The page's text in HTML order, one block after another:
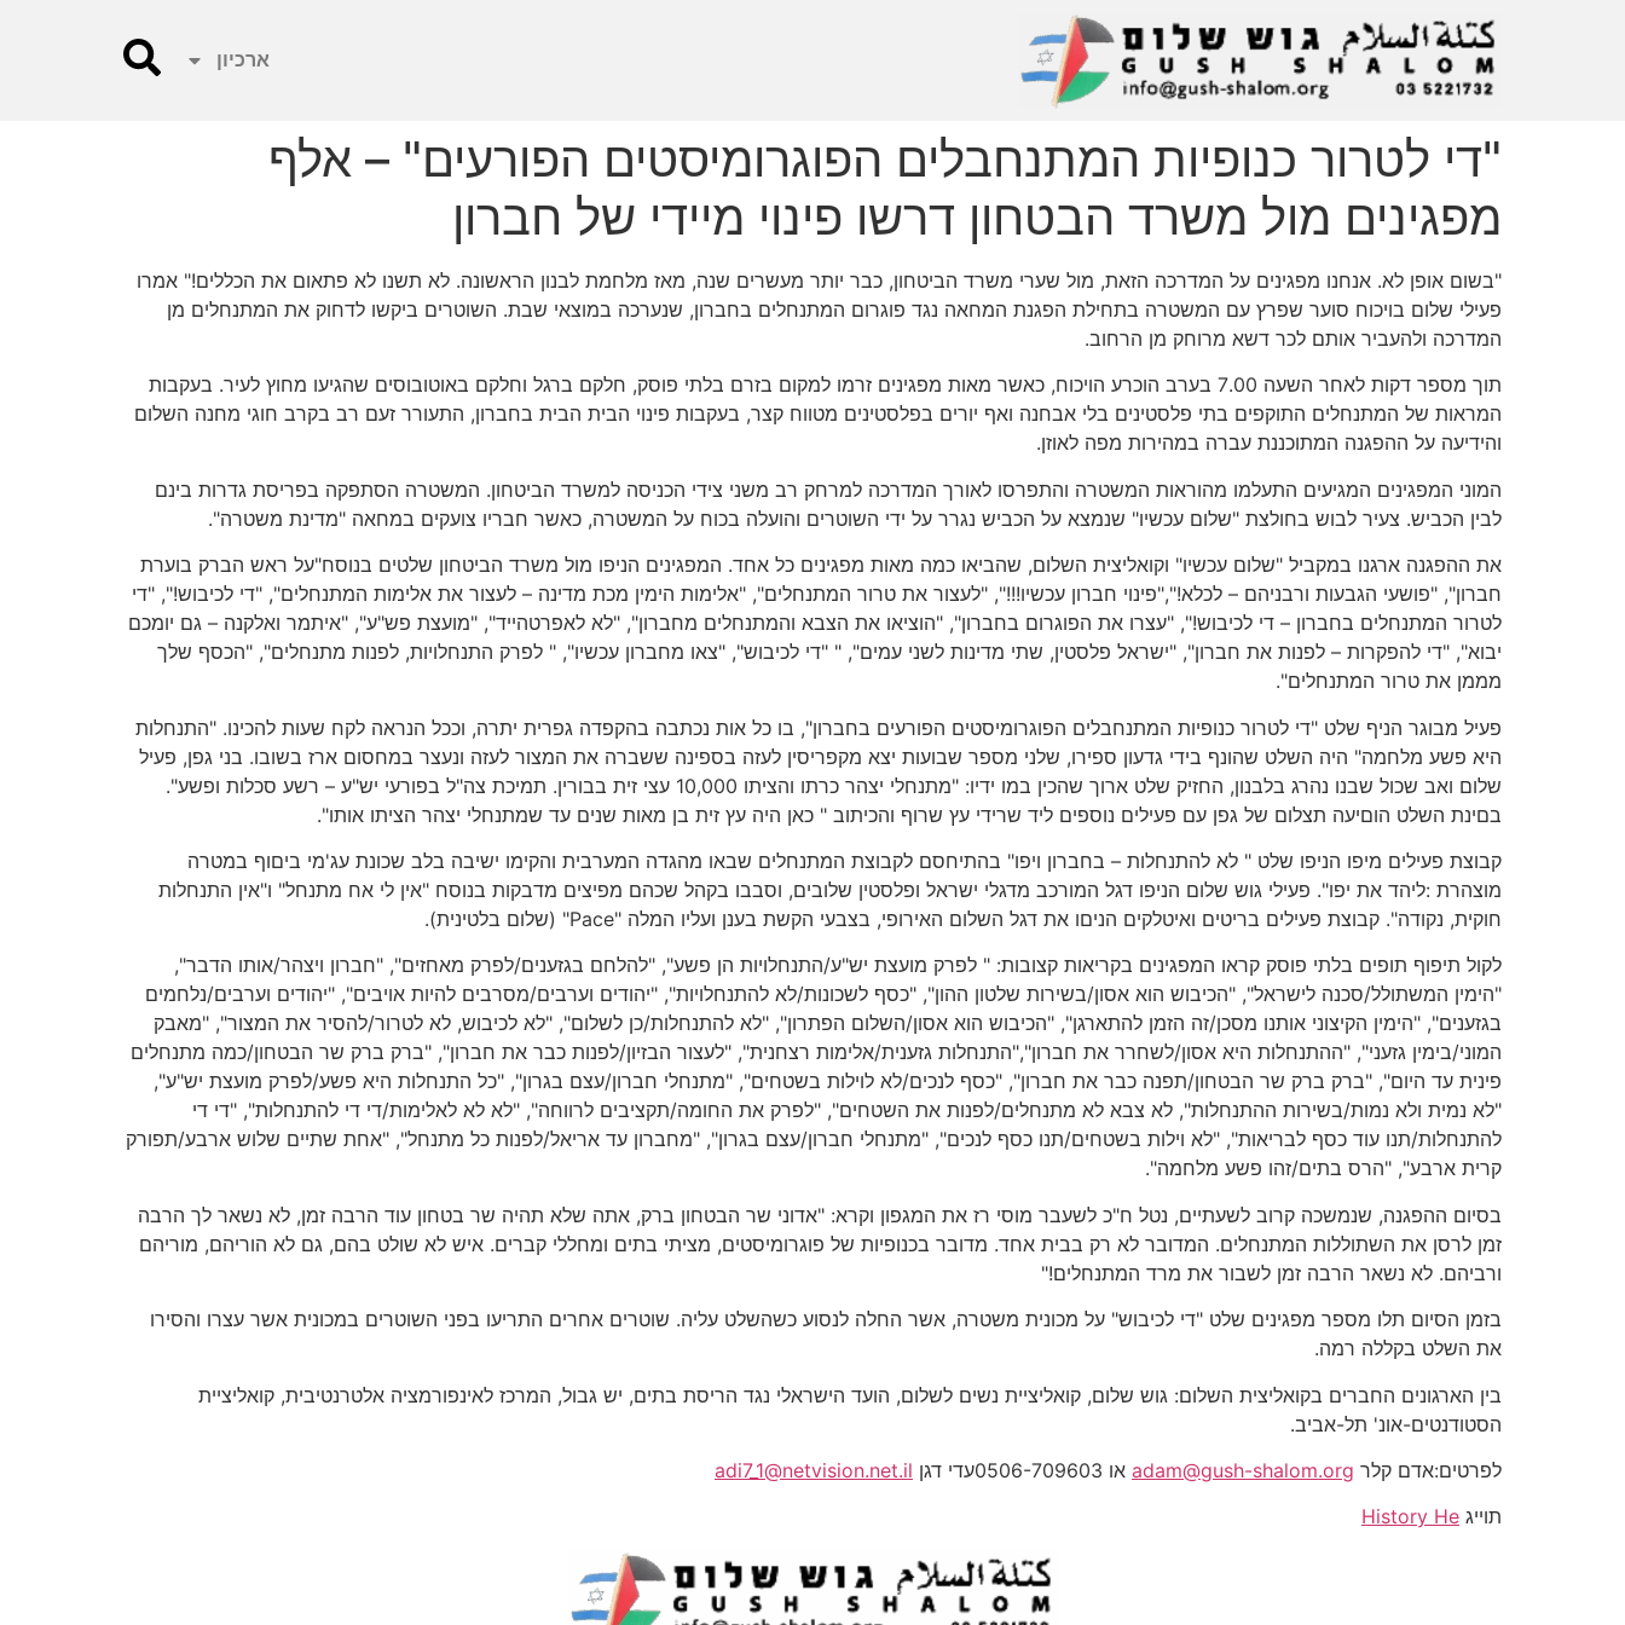
ארכיון
"די לטרור כנופיות המתנחבלים הפוגרומיסטים הפורעים" – אלף
מפגינים מול משרד הבטחון דרשו פינוי מיידי של חברון
"בשום אופן לא. אנחנו מפגינים על המדרכה הזאת, מול שערי משרד הביטחון, כבר יותר מעשרים שנה, מאז מלחמת לבנון הראשונה. לא תשנו לא פתאום את הכללים!" אמרו
פעילי שלום בויכוח סוער שפרץ עם המשטרה בתחילת הפגנת המחאה נגד פוגרום המתנחלים בחברון, שנערכה במוצאי שבת. השוטרים ביקשו לדחוק את המתנחלים מן
המדרכה ולהעביר אותם לכר דשא מרוחק מן הרחוב.
תוך מספר דקות לאחר השעה 7.00 בערב הוכרע הויכוח, כאשר מאות מפגינים זרמו למקום בזרם בלתי פוסק, חלקם ברגל וחלקם באוטובוסים שהגיעו מחוץ לעיר. בעקבות
המראות של המתנחלים התוקפים בתי פלסטינים בלי אבחנה ואף יורים בפלסטינים מטווח קצר, בעקבות פינוי הבית הבית בחברון, התעורר זעם רב בקרב חוגי מחנה השלום
והידיעה על ההפגנה המתוכננת עברה במהירות מפה לאוזן.
המוני המפגינים המגיעים התעלמו מהוראות המשטרה והתפרסו לאורך המדרכה למרחק רב משני צידי הכניסה למשרד הביטחון. המשטרה הסתפקה בפריסת גדרות בינם
לבין הכביש. צעיר לבוש בחולצת "שלום עכשיו" שנמצא על הכביש נגרר על ידי השוטרים והועלה בכוח על המשטרה, כאשר חבריו צועקים במחאה "מדינת משטרה".
את ההפגנה ארגנו במקביל "שלום עכשיו" וקואליצית השלום, שהביאו כמה מאות מפגינים כל אחד. המפגינים הניפו מול משרד הביטחון שלטים בנוסח"על ראש הברק בוערת
חברון", "פושעי הגבעות ורבניהם – לכלא!","פינוי חברון עכשיו!!!", "לעצור את טרור המתנחלים", "אלימות הימין מכת מדינה – לעצור את אלימות המתנחלים", "די לכיבוש!", "די
לטרור המתנחלים בחברון – די לכיבוש!", "עצרו את הפוגרום בחברון", "הוציאו את הצבא והמתנחלים מחברון", "לא לאפרטהייד", "מועצת פש"ע", "איתמר ואלקנה – גם יומכם
יבוא", "די להפקרות – לפנות את חברון", "ישראל פלסטין, שתי מדינות לשני עמים", " "די לכיבוש", "צאו מחברון עכשיו", " לפרק התנחלויות, לפנות מתנחלים", "הכסף שלך
מממן את טרור המתנחלים".
פעיל מבוגר הניף שלט "די לטרור כנופיות המתנחבלים הפוגרומיסטים הפורעים בחברון", בו כל אות נכתבה בהקפדה גפרית יתרה, וככל הנראה לקח שעות להכינו. "התנחלות
היא פשע מלחמה" היה השלט שהונף בידי גדעון ספירו, שלני מספר שבועות יצא מקפריסין לעזה בספינה ששברה את המצור לעזה ונעצר במחסום ארז בשובו. בני גפן, פעיל
שלום ואב שכול שבנו נהרג בלבנון, החזיק שלט ארוך שהכין במו ידיו: "מתנחלי יצהר כרתו והציתו 10,000 עצי זית בבורין. תמיכת צה"ל בפורעי יש"ע – רשע סכלות ופשע".
בםינת השלט הוםיעה תצלום של גפן עם פעילים נוספים ליד שרידי עץ שרוף והכיתוב " כאן היה עץ זית בן מאות שנים עד שמתנחלי יצהר הציתו אותו".
קבוצת פעילים מיפו הניפו שלט " לא להתנחלות – בחברון ויפו" בהתיחסם לקבוצת המתנחלים שבאו מהגדה המערבית והקימו ישיבה בלב שכונת עג'מי ביםוף במטרה
מוצהרת :ליהד את יפו". פעילי גוש שלום הניפו דגל המורכב מדגלי ישראל ופלסטין שלובים, וסבבו בקהל שכהם מפיצים מדבקות בנוסח "אין לי אח מתנחל" ו"אין התנחלות
חוקית, נקודה". קבוצת פעילים בריטים ואיטלקים הניםו את דגל השלום האירופי, בצבעי הקשת בענן ועליו המלה "Pace" (שלום בלטינית).
לקול תיפוף תופים בלתי פוסק קראו המפגינים בקריאות קצובות: " לפרק מועצת יש"ע/התנחלויות הן פשע", "להלחם בגזענים/לפרק מאחזים", "חברון ויצהר/אותו הדבר",
"הימין המשתולל/סכנה לישראל", "הכיבוש הוא אסון/בשירות שלטון ההון", "כסף לשכונות/לא להתנחלויות", "יהודים וערבים/מסרבים להיות אויבים", "יהודים וערבים/נלחמים
בגזענים", "הימין הקיצוני אותנו מסכן/זה הזמן להתארגן", "הכיבוש הוא אסון/השלום הפתרון", "לא להתנחלות/כן לשלום", "לא לכיבוש, לא לטרור/להסיר את המצור", "מאבק
המוני/בימין גזעני", "ההתנחלות היא אסון/לשחרר את חברון","התנחלות גזענית/אלימות רצחנית", "לעצור הבזיון/לפנות כבר את חברון", "ברק ברק שר הבטחון/כמה מתנחלים
פינית עד היום", "ברק ברק שר הבטחון/תפנה כבר את חברון", "כסף לנכים/לא לוילות בשטחים", "מתנחלי חברון/עצם בגרון", "כל התנחלות היא פשע/לפרק מועצת יש"ע",
"לא נמית ולא נמות/בשירות ההתנחלות", לא צבא לא מתנחלים/לפנות את השטחים", "לפרק את החומה/תקציבים לרווחה", "לא לא לאלימות/די די להתנחלות", "די די
להתנחלות/תנו עוד כסף לבריאות", "לא וילות בשטחים/תנו כסף לנכים", "מתנחלי חברון/עצם בגרון", "מחברון עד אריאל/לפנות כל מתנחל", "אחת שתיים שלוש ארבע/תפורק
קרית ארבע", "הרס בתים/זהו פשע מלחמה".
בסיום ההפגנה, שנמשכה קרוב לשעתיים, נטל ח"כ לשעבר מוסי רז את המגפון וקרא: "אדוני שר הבטחון ברק, אתה שלא תהיה שר בטחון עוד הרבה זמן, לא נשאר לך הרבה
זמן לרסן את השתוללות המתנחלים. המדובר לא רק בבית אחד. מדובר בכנופיות של פוגרומיסטים, מציתי בתים ומחללי קברים. איש לא שולט בהם, גם לא הוריהם, מוריהם
ורביהם. לא נשאר הרבה זמן לשבור את מרד המתנחלים!"
בזמן הסיום תלו מספר מפגינים שלט "די לכיבוש" על מכונית משטרה, אשר החלה לנסוע כשהשלט עליה. שוטרים אחרים התריעו בפני השוטרים במכונית אשר עצרו והסירו
את השלט בקללה רמה.
בין הארגונים החברים בקואליצית השלום: גוש שלום, קואליציית נשים לשלום, הועד הישראלי נגד הריסת בתים, יש גבול, המרכז לאינפורמציה אלטרנטיבית, קואליציית
הסטודנטים-אונ' תל-אביב.
לפרטים:אדם קלר adam@gush-shalom.org או 0506-709603עדי דגן
adi7_1@netvision.net.il
תוייג History He